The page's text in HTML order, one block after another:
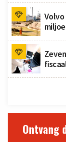
Ontvang